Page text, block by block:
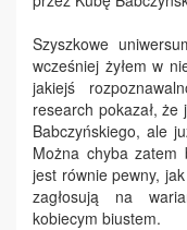
Szyszkowe
wcześniej żyłem w
jakiejś
research pokazał,
Babczyńskiego, ale
Można chyba zatem
jest równie pewny,
zagłosują na
kobiecym biustem.